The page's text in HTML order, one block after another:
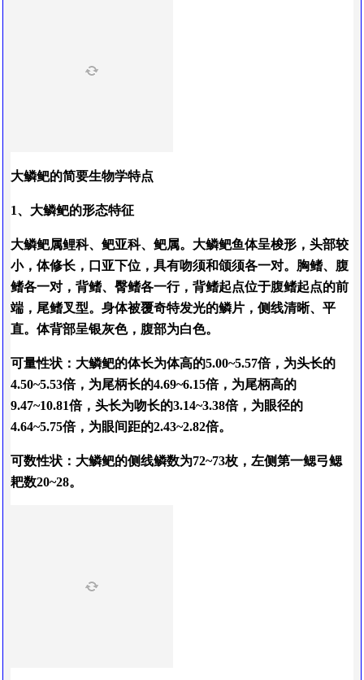
大鳞鲃的简要生物学特点
1、大鳞鲃的形态特征
大鳞鲃属鲤科、鲃亚科、鲃属。大鳞鲃鱼体呈梭形，头部较
小，体修长，口亚下位，具有吻须和颌须各一对。胸鳍、腹
鳍各一对，背鳍、臀鳍各一行，背鳍起点位于腹鳍起点的前
端，尾鳍叉型。身体被覆奇特发光的鳞片，侧线清晰、平
直。体背部呈银灰色，腹部为白色。
可量性状：大鳞鲃的体长为体高的5.00~5.57倍，为头长的
4.50~5.53倍，为尾柄长的4.69~6.15倍，为尾柄高的
9.47~10.81倍，头长为吻长的3.14~3.38倍，为眼径的
4.64~5.75倍，为眼间距的2.43~2.82倍。
可数性状：大鳞鲃的侧线鳞数为72~73枚，左侧第一鳃弓鳃
耙数20~28。